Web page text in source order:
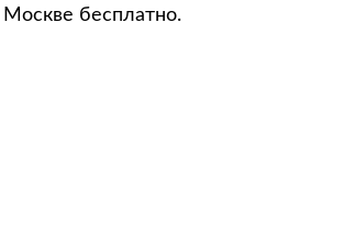
бесплатно.